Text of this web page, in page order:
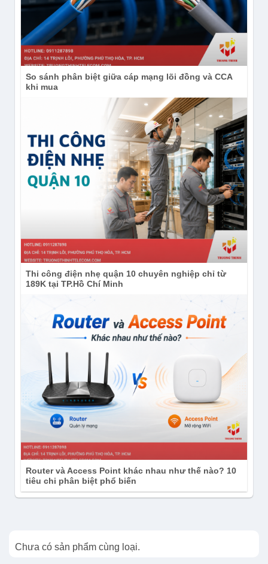
lựa chọn dựa trên đúng thông số, môi trường lắp đặt
và yêu cầu vận hành thực tế.
So sánh phân biệt giữa cáp mạng lõi đồng và CCA
khi mua
Thi công điện nhẹ quận 10 chuyên nghiệp chỉ từ
189K tại TP.Hồ Chí Minh
Router và Access Point khác nhau như thế nào? 10
tiêu chi phân biệt phổ biến
Chưa có sản phẩm cùng loại.